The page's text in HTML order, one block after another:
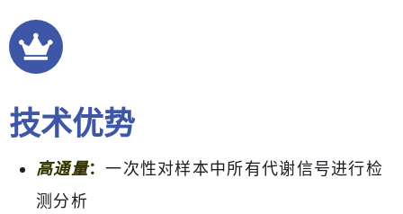
技术优势
高通量：一次性对样本中所有代谢信号进行检
测分析